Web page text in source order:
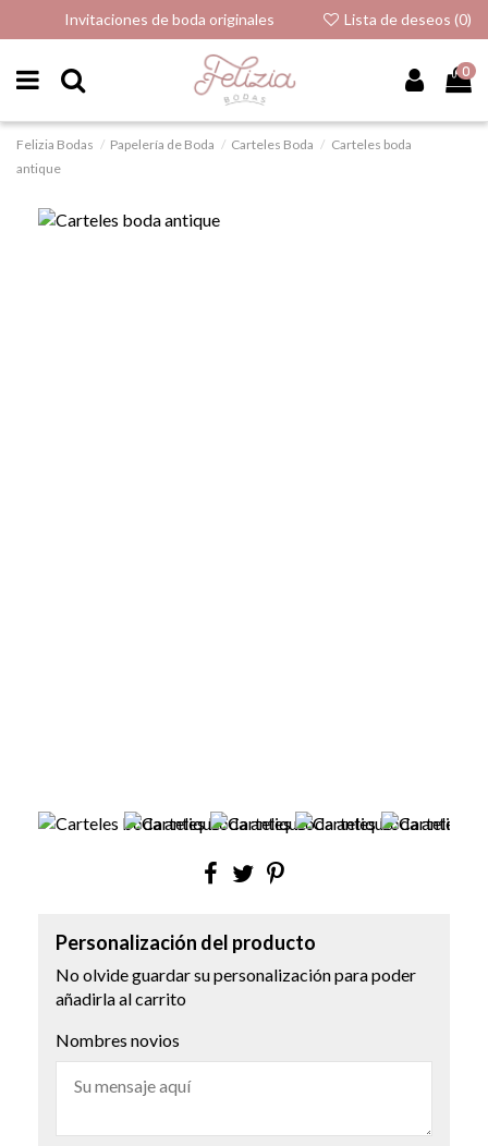
Invitaciones de boda originales Lista de deseos (0)
0
Felizia Bodas Papelería de Boda Carteles Boda
Carteles boda
antique
Personalización del producto
No olvide guardar su personalización para poder
añadirla al carrito
Nombres novios